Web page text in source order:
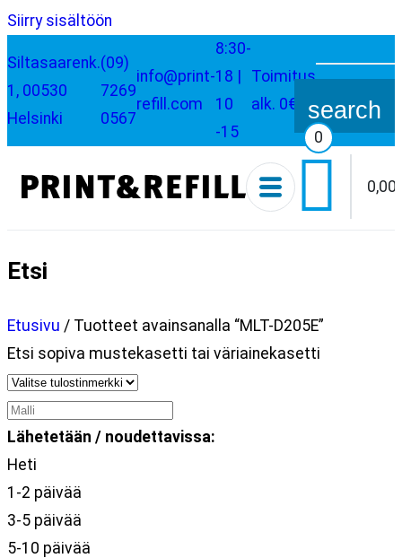
Siirry sisältöön
Siltasaarenk.
1, 00530
Helsinki
(09)
7269
0567
info@print-
refill.com
8:30-
18 |
10
-15
Toimitus
alk. 0€
Etsi:
search

0
0,00
Etsi
Etusivu / Tuotteet avainsanalla “MLT-D205E”
Etsi sopiva mustekasetti tai väriainekasetti
Lähetetään / noudettavissa:
Heti
1-2 päivää
3-5 päivää
5-10 päivää